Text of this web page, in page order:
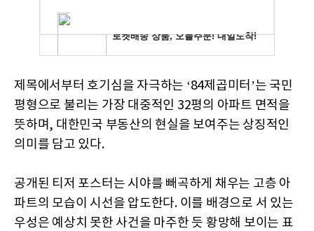
제목에서부터 호기심을 자극하는 ‘84제곱미터’는 국민
평형으로 불리는 가장 대중적인 32평의 아파트 면적을
뜻하며, 대한민국 부동산의 현실을 보여주는 상징적인
의미를 담고 있다.
공개된 티저 포스터는 시야를 빼곡하게 채우는 고층 아
파트의 모습이 시선을 압도한다. 이를 배경으로 서 있는
우성은 예상치 못한 사건을 마주한 듯 황망해 보이는 표